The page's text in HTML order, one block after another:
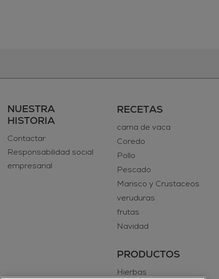
NUESTRA
HISTORIA
Contactar
Responsabilidad social
empresarial
RECETAS
carna de vaca
Coredo
Pollo
Pescado
Marisco y Crustaceos
veruduras
frutas
Navidad
PRODUCTOS
Hierbas